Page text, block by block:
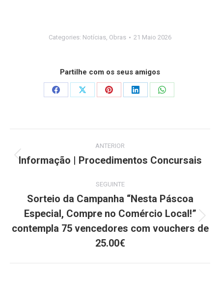
Categories: Notícias, Obras 21 Maio 2026
Partilhe com os seus amigos
Share
Share
Share
Share
Share
navigation
ANTERIOR
Previous
Informação | Procedimentos Concursais
SEGUINTE
post:
Sorteio da Campanha “Nesta Páscoa
Especial, Compre no Comércio Local!”
contempla 75 vencedores com vouchers de
25.00€